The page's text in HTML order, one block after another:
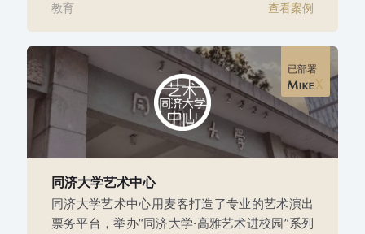
教育 查看案例
已部署
同济大学艺术中心
同济大学艺术中心用麦客打造了专业的艺术演出
票务平台，举办“同济大学·高雅艺术进校园”系列